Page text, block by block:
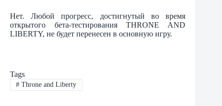
Нет. Любой прогресс, достигнутый во время
открытого бета-тестирования THRONE AND
LIBERTY, не будет перенесен в основную игру.
Tags
#Throne and Liberty